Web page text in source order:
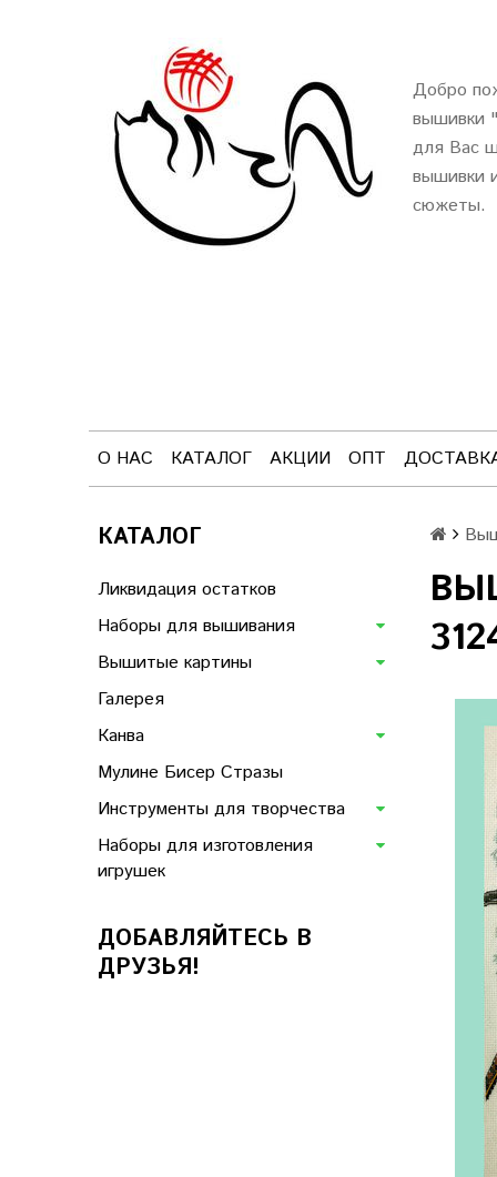
Добро
вышивки "
для Вас
вышивки
сюжеты.
О НАС КАТАЛОГ АКЦИИ ОПТ
КАТАЛОГ
Ликвидация остатков
Наборы для вышивания
Вышитые картины
Галерея
Канва
Мулине Бисер Стразы
Инструменты для творчества
Наборы для изготовления
игрушек
ДОБАВЛЯЙТЕСЬ В
ДРУЗЬЯ!